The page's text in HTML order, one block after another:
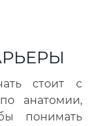
стоит с
анатомии,
понимать